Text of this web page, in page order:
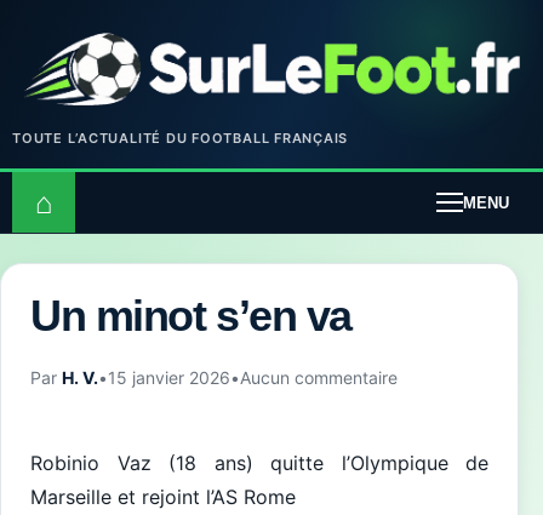
TOUTE L’ACTUALITÉ DU FOOTBALL FRANÇAIS
⌂ MENU
Un minot s’en va
Par H. V.•15 janvier 2026•Aucun commentaire
Robinio Vaz (18 ans) quitte l’Olympique de
Marseille et rejoint l’AS Rome